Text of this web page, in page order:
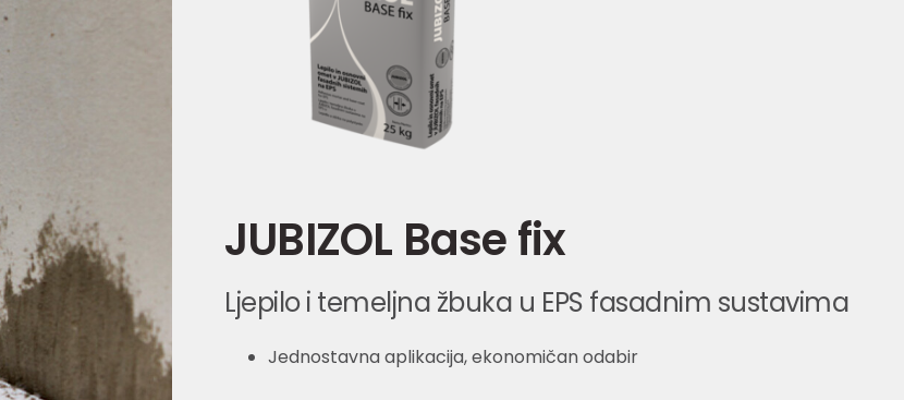
JUBIZOL Base fix
Ljepilo i temeljna žbuka u EPS fasadnim sustavima
Jednostavna aplikacija, ekonomičan odabir